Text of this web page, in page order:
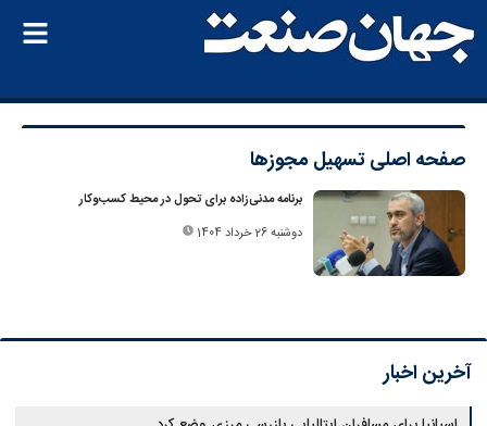
صفحه اصلیتسهیل مجوزها
برنامه مدنی‌زاده برای تحول در محیط کسب‌وکار
دوشنبه 26 خرداد 1404
آخرین اخبار